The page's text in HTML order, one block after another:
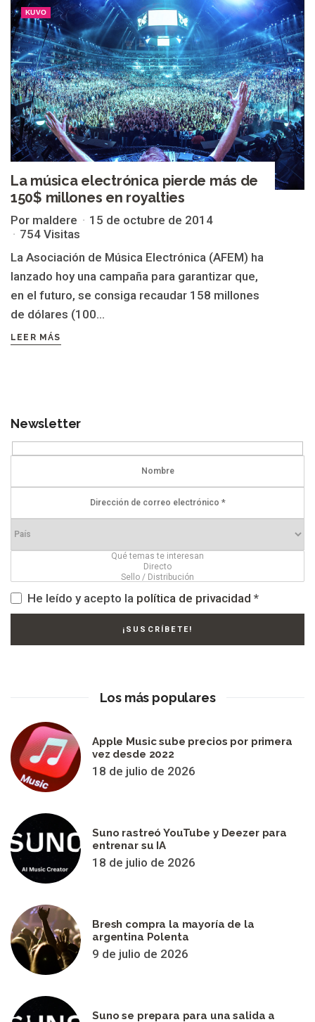
KUVO
La música electrónica pierde más de
150$ millones en royalties
Por maldere
15 de octubre de 2014
754 Visitas
La Asociación de Música Electrónica (AFEM) ha
lanzado hoy una campaña para garantizar que,
en el futuro, se consiga recaudar 158 millones
de dólares (100...
LEER MÁS
Newsletter
He leído y acepto la política de privacidad *
Los más populares
Apple Music sube precios por primera
vez desde 2022
18 de julio de 2026
Suno rastreó YouTube y Deezer para
entrenar su IA
18 de julio de 2026
Bresh compra la mayoría de la
argentina Polenta
9 de julio de 2026
Suno se prepara para una salida a